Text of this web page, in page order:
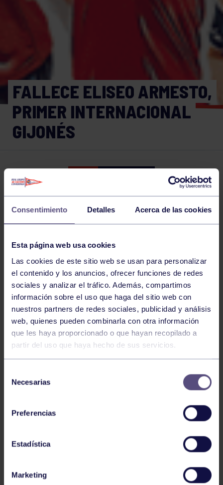
Consentimiento Detalles Acerca de las cookies
Esta página web usa cookies
Las cookies de este sitio web se usan para personalizar
el contenido y los anuncios, ofrecer funciones de redes
sociales y analizar el tráfico. Además, compartimos
información sobre el uso que haga del sitio web con
nuestros partners de redes sociales, publicidad y análisis
web, quienes pueden combinarla con otra información
que les haya proporcionado o que hayan recopilado a
partir del uso que haya hecho de sus servicios.
Necesarias
Preferencias
Estadística
Marketing
FALLECE ELISEO ARMESTO,
PRIMER INTERNACIONAL
GIJONÉS
GAM 29 SEP 2017
14 Jul 2026
CAMPEONATO DE ESPAÑA